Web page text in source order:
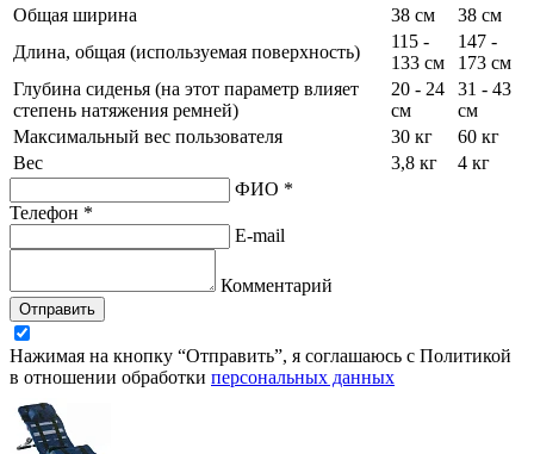
Общая ширина
38 см
38 см
Длина, общая (используемая поверхность)
115 -
133 см
147 -
173 см
Глубина сиденья (на этот параметр влияет
степень натяжения ремней)
20 - 24
см
31 - 43
см
Максимальный вес пользователя
30 кг
60 кг
Вес
3,8 кг
4 кг
ФИО *
Телефон *
E-mail
Комментарий
Отправить
Нажимая на кнопку “Отправить”, я соглашаюсь с Политикой
в отношении обработки персональных данных